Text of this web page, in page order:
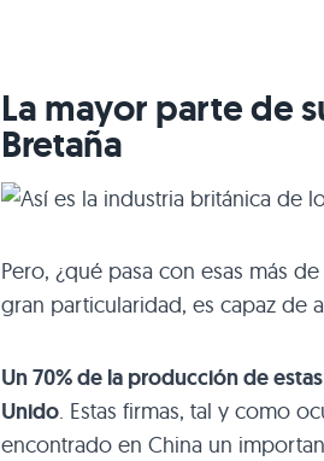
La mayor parte de
Bretaña
Pero, ¿qué pasa con esas más
gran particularidad, es capaz de
Un 70% de la producción de
Unido. Estas firmas, tal y como
encontrado en China un